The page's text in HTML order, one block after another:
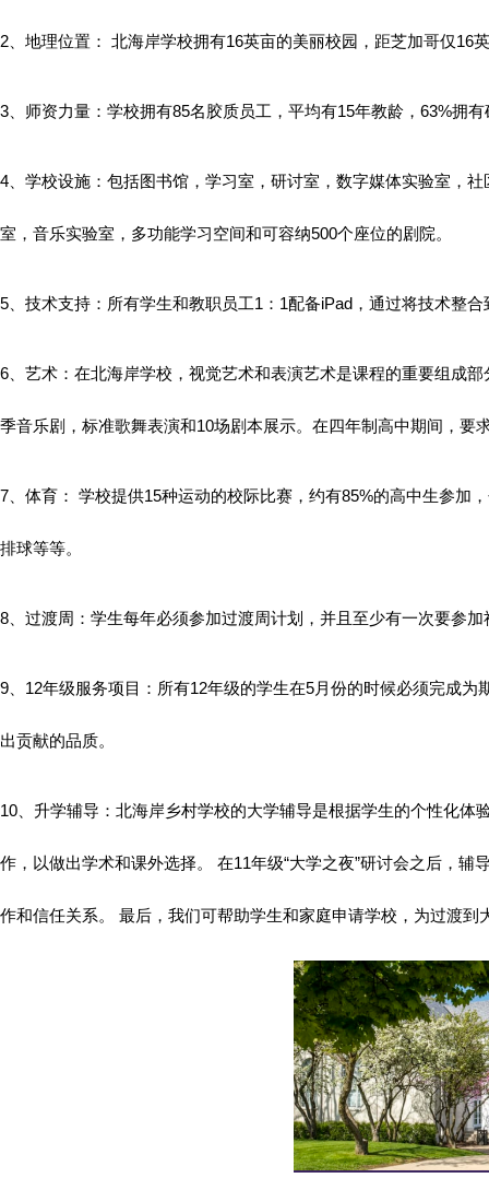
2、地理位置： 北海岸学校拥有16英亩的美丽校园，距芝加哥仅16
3、师资力量：学校拥有85名胶质员工，平均有15年教龄，63%拥
4、学校设施：包括图书馆，学习室，研讨室，数字媒体实验室，
室，音乐实验室，多功能学习空间和可容纳500个座位的剧院。
5、技术支持：所有学生和教职员工1：1配备iPad，通过将技术整
6、艺术：在北海岸学校，视觉艺术和表演艺术是课程的重要组成
季音乐剧，标准歌舞表演和10场剧本展示。在四年制高中期间，要
7、体育： 学校提供15种运动的校际比赛，约有85%的高中生参加
排球等等。
8、过渡周：学生每年必须参加过渡周计划，并且至少有一次要参加
9、12年级服务项目：所有12年级的学生在5月份的时候必须完成
出贡献的品质。
10、升学辅导：北海岸乡村学校的大学辅导是根据学生的个性化
作，以做出学术和课外选择。 在11年级“大学之夜”研讨会之后，
作和信任关系。 最后，我们可帮助学生和家庭申请学校，为过渡